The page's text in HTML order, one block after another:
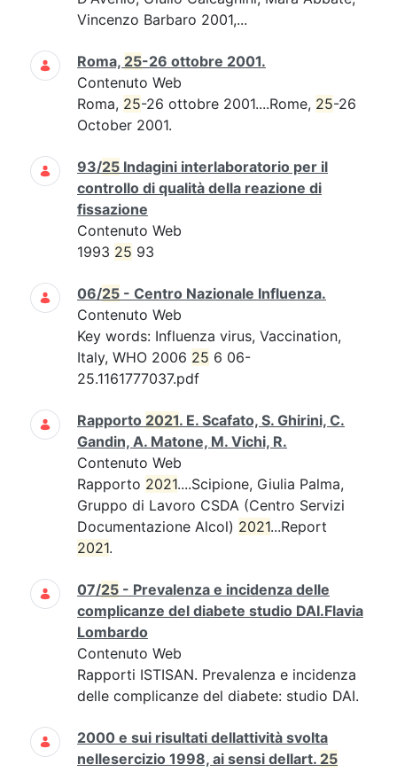
Vincenzo Barbaro 2001,...
Roma, 25-26 ottobre 2001.
Contenuto Web
Roma, 25-26 ottobre 2001....Rome, 25-26
October 2001.
93/25 Indagini interlaboratorio per il
controllo di qualità della reazione di
fissazione
Contenuto Web
1993 25 93
06/25 - Centro Nazionale Influenza.
Contenuto Web
Key words: Influenza virus, Vaccination,
Italy, WHO 2006 25 6 06-
25.1161777037.pdf
Rapporto 2021. E. Scafato, S. Ghirini, C.
Gandin, A. Matone, M. Vichi, R.
Contenuto Web
Rapporto 2021....Scipione, Giulia Palma,
Gruppo di Lavoro CSDA (Centro Servizi
Documentazione Alcol) 2021...Report
2021.
07/25 - Prevalenza e incidenza delle
complicanze del diabete studio DAI.Flavia
Lombardo
Contenuto Web
Rapporti ISTISAN. Prevalenza e incidenza
delle complicanze del diabete: studio DAI.
2000 e sui risultati dellattività svolta
nellesercizio 1998, ai sensi dellart. 25